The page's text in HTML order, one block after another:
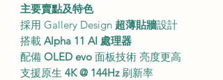
主要賣點及特色
採用 Gallery Design 超薄貼牆設計
搭載 Alpha 11 AI 處理器
配備 OLED evo 面板技術 亮度更高
支援原生 4K @ 144Hz刷新率